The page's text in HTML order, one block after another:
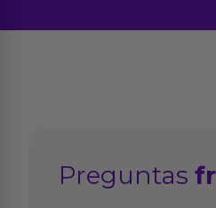
Preguntas